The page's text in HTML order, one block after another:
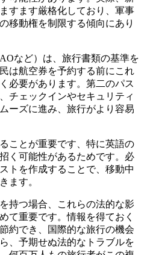
すます厳格化しており、軍事
移動権を制限する傾向にあり
など）は、旅行書類の基準を
は航空券を予約する前にこれ
必要があります。第二のパス
チェックインやセキュリティ
ーズに進み、旅行がより容易
ことが重要です、特に英語の
く可能性があるためです。必
トを作成することで、移動中
ます。
持つ場合、これらの法的な影
て重要です。情報を得ておく
約でき、国際的な旅行の機会
、予期せぬ法的なトラブルを